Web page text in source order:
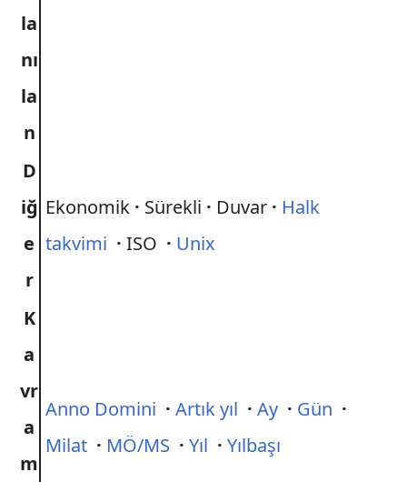
la
nı
la
n
D
iğ
e
r
Ekonomik · Sürekli · Duvar · Halk
takvimi · ISO · Unix
K
a
vr
a
m
Anno Domini · Artık yıl · Ay · Gün ·
Milat · MÖ/MS · Yıl · Yılbaşı